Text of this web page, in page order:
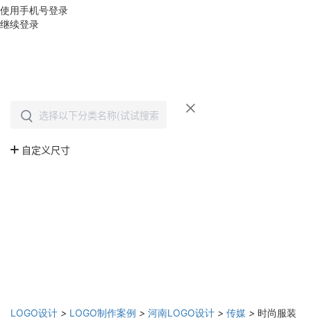
使用手机号登录
继续登录
LOGO设计 > LOGO制作案例 > 河南LOGO设计 > 传媒 > 时尚服装